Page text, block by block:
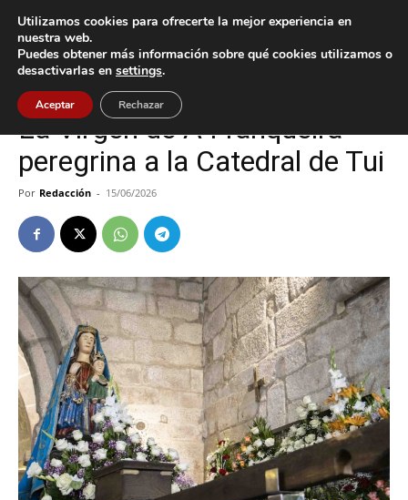
Inicio Cultura / Ocio
Cultura / Ocio Tui
La Virgen de A Franqueira
peregrina a la Catedral de Tui
Por Redacción - 15/06/2026
Utilizamos cookies para ofrecerte la mejor experiencia en
nuestra web.
Puedes obtener más información sobre qué cookies utilizamos o
desactivarlas en settings.
Aceptar Rechazar